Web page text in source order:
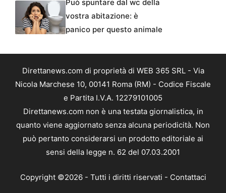
Può spuntare dal wc della
vostra abitazione: è
panico per questo animale
Direttanews.com di proprietà di WEB 365 SRL - Via
Nicola Marchese 10, 00141 Roma (RM) - Codice Fiscale
e Partita I.V.A. 12279101005
Direttanews.com non è una testata giornalistica, in
quanto viene aggiornato senza alcuna periodicità. Non
può pertanto considerarsi un prodotto editoriale ai
sensi della legge n. 62 del 07.03.2001
Copyright ©2026 - Tutti i diritti riservati - Contattaci